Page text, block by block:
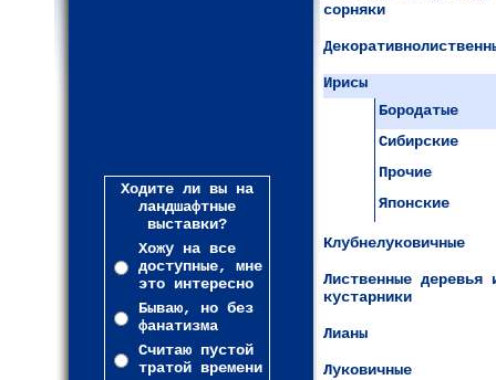
Ходите ли вы на
ландшафтные
выставки?
Хожу на все
доступные, мне
это интересно
Бываю, но без
фанатизма
Считаю пустой
тратой времени
сорняки
Ирисы
Бородатые
Сибирские
Прочие
Японские
Клубнелуковичные
Лиственные деревья
кустарники
Лианы
Луковичные